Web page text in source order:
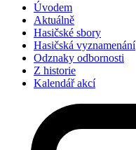
Úvodem
Aktuálně
Hasičské sbory
Hasičská vyznamenání
Odznaky odbornosti
Z historie
Kalendář akcí